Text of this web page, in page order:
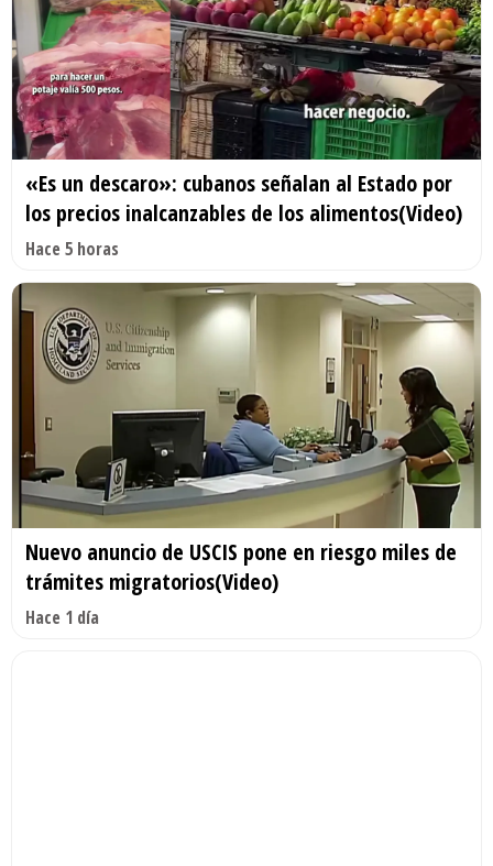
«Es un descaro»: cubanos señalan al Estado por
los precios inalcanzables de los alimentos(Video)
Hace 5 horas
Nuevo anuncio de USCIS pone en riesgo miles de
trámites migratorios(Video)
Hace 1 día